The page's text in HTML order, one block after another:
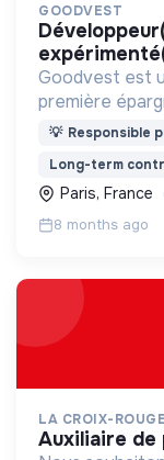
GOODVEST
développeur(se) vuejs (nuxt)
Goodvest est
première
alignée sur
💡 Responsible
Long-term
Paris, France
8 months ago
LA CROIX-
auxiliaire